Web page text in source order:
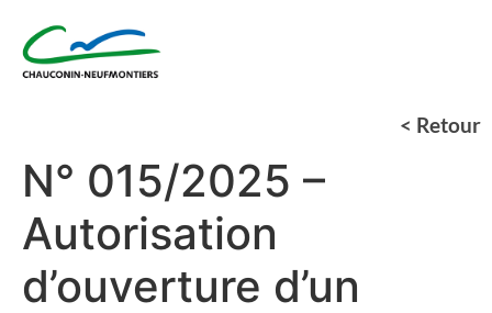
< Retour
N° 015/2025 –
Autorisation
d’ouverture d’un